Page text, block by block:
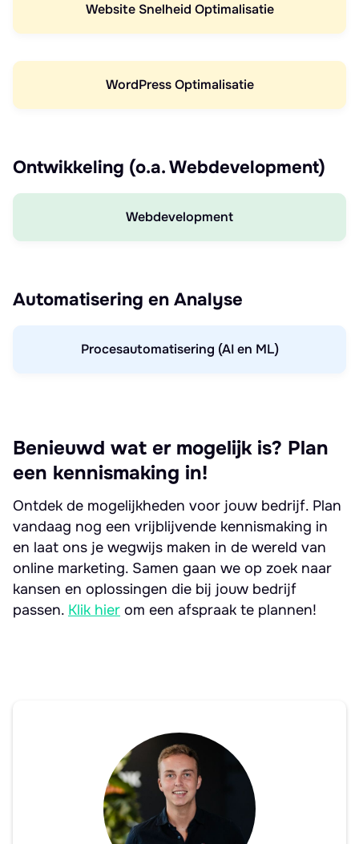
Website Snelheid Optimalisatie
WordPress Optimalisatie
Ontwikkeling (o.a. Webdevelopment)
Webdevelopment
Automatisering en Analyse
Procesautomatisering (AI en ML)
Benieuwd wat er mogelijk is? Plan
een kennismaking in!
Ontdek de mogelijkheden voor jouw bedrijf. Plan
vandaag nog een vrijblijvende kennismaking in
en laat ons je wegwijs maken in de wereld van
online marketing. Samen gaan we op zoek naar
kansen en oplossingen die bij jouw bedrijf
passen. Klik hier om een afspraak te plannen!